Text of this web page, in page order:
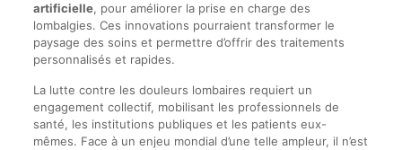
artificielle, pour améliorer la prise en charge des
lombalgies. Ces innovations pourraient transformer le
paysage des soins et permettre d’offrir des traitements
personnalisés et rapides.
La lutte contre les douleurs lombaires requiert un
engagement collectif, mobilisant les professionnels de
santé, les institutions publiques et les patients eux-
mêmes. Face à un enjeu mondial d’une telle ampleur, il n’est